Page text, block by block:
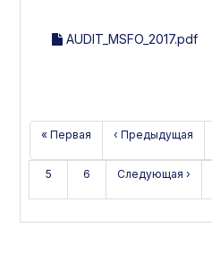
AUDIT_MSFO_2017.pdf
« Первая ‹ Предыдущая
5 6 Следующая ›